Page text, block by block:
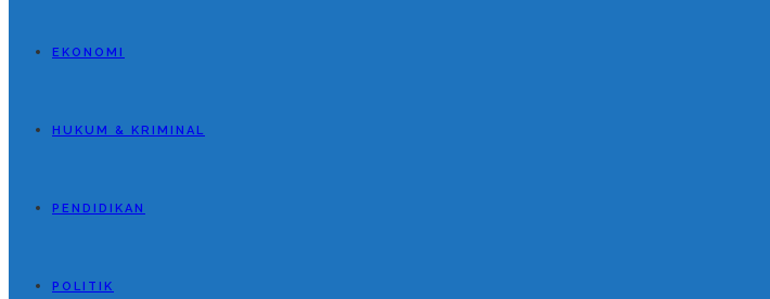
EKONOMI
HUKUM & KRIMINAL
PENDIDIKAN
POLITIK